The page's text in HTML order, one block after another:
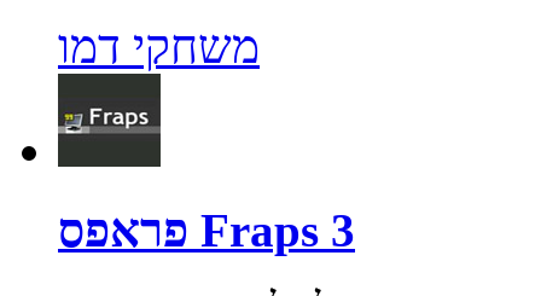
משחקי דמו
פראפס Fraps 3